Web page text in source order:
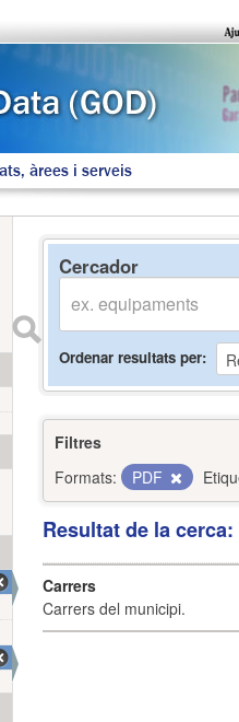
àrees i serveis
Cercador
Ordenar resultats per
Filtres
Formats:
PDF
Resultat de la
Carrers
Carrers del municipi.